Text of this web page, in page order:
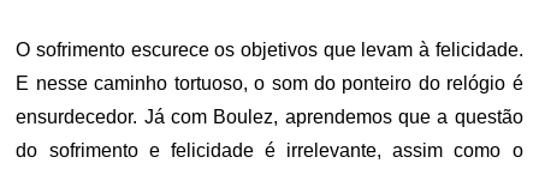
O sofrimento escurece os objetivos que levam à felicidade.
E nesse caminho tortuoso, o som do ponteiro do relógio é
ensurdecedor. Já com Boulez, aprendemos que a questão
do sofrimento e felicidade é irrelevante, assim como o